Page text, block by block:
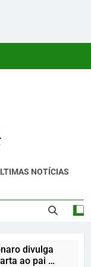
Site Informativo
E Uma Boa
NOTÍCIAS
divulga
ao pai e